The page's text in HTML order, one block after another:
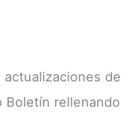
de
Boletín rellenando